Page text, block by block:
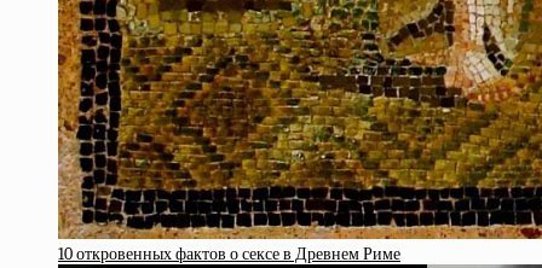
10 откровенных фактов о сексе в Древнем Риме